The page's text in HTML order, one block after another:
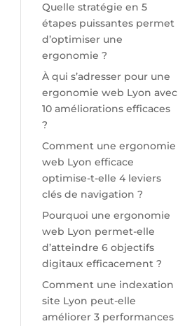
Quelle stratégie en 5
étapes puissantes permet
d’optimiser une
ergonomie ?
À qui s’adresser pour une
ergonomie web Lyon avec
10 améliorations efficaces
?
Comment une ergonomie
web Lyon efficace
optimise-t-elle 4 leviers
clés de navigation ?
Pourquoi une ergonomie
web Lyon permet-elle
d’atteindre 6 objectifs
digitaux efficacement ?
Comment une indexation
site Lyon peut-elle
améliorer 3 performances